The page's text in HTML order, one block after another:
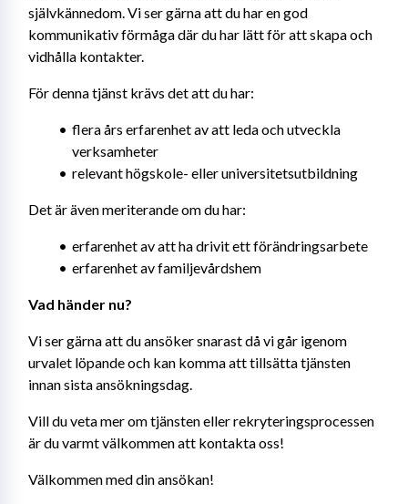
självkännedom. Vi ser gärna att du har en god
kommunikativ förmåga där du har lätt för att skapa och
vidhålla kontakter.
För denna tjänst krävs det att du har:
flera års erfarenhet av att leda och utveckla
verksamheter
relevant högskole- eller universitetsutbildning
Det är även meriterande om du har:
erfarenhet av att ha drivit ett förändringsarbete
erfarenhet av familjevårdshem
Vad händer nu?
Vi ser gärna att du ansöker snarast då vi går igenom
urvalet löpande och kan komma att tillsätta tjänsten
innan sista ansökningsdag.
Vill du veta mer om tjänsten eller rekryteringsprocessen
är du varmt välkommen att kontakta oss!
Välkommen med din ansökan!